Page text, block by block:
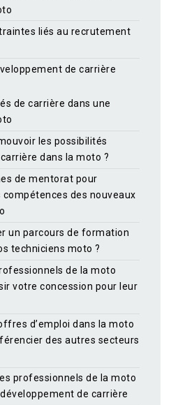
liés au recrutement
de carrière
de carrière dans une
les possibilités
dans la moto ?
de mentorat pour
compétences des nouveaux
un parcours de formation
techniciens moto ?
de la moto
votre concession pour leur
d’emploi dans la moto
des autres secteurs
professionnels de la moto
de carrière